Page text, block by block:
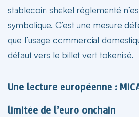
stablecoin shekel réglementé
symbolique. C’est une mesure
que l’usage commercial
défaut vers le billet vert tokenisé.
Une lecture européenne :
limitée de l’euro onchain